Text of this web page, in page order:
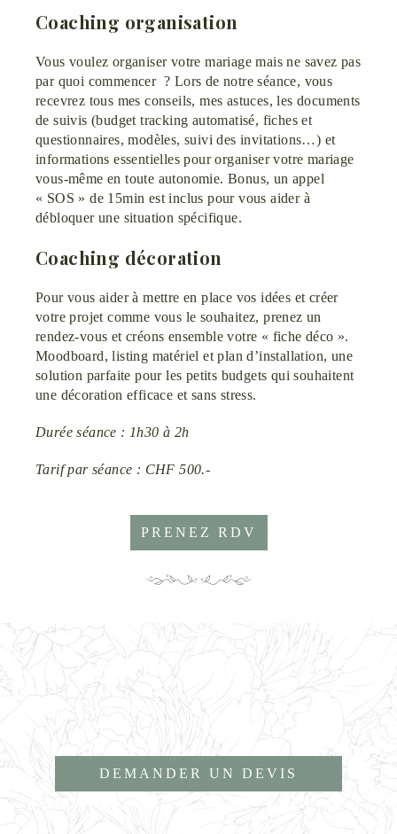
Coaching organisation
Vous voulez organiser votre mariage mais ne savez pas
par quoi commencer ? Lors de notre séance, vous
recevrez tous mes conseils, mes astuces, les documents
de suivis (budget tracking automatisé, fiches et
questionnaires, modèles, suivi des invitations…) et
informations essentielles pour organiser votre mariage
vous-même en toute autonomie. Bonus, un appel
« SOS » de 15min est inclus pour vous aider à
débloquer une situation spécifique.
Coaching décoration
Pour vous aider à mettre en place vos idées et créer
votre projet comme vous le souhaitez, prenez un
rendez-vous et créons ensemble votre « fiche déco ».
Moodboard, listing matériel et plan d’installation, une
solution parfaite pour les petits budgets qui souhaitent
une décoration efficace et sans stress.
Durée séance : 1h30 à 2h
Tarif par séance : CHF 500.-
PRENEZ RDV
DEMANDER UN DEVIS